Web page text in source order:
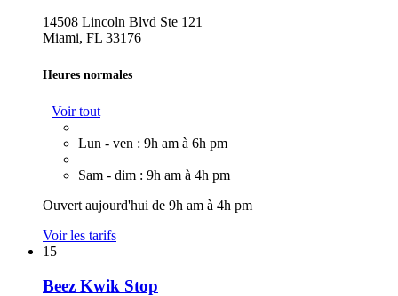
14508 Lincoln Blvd Ste 121
Miami, FL 33176
Heures normales
Voir tout
Lun - ven : 9h am à 6h pm
Sam - dim : 9h am à 4h pm
Ouvert aujourd'hui de 9h am à 4h pm
Voir les tarifs
15
Beez Kwik Stop